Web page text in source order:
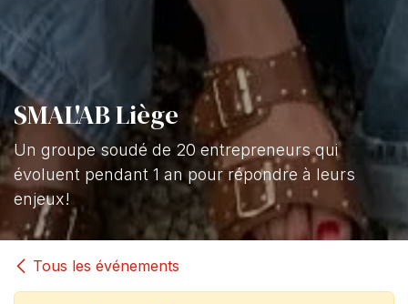
SMAL'AB Liège
Un groupe soudé de 20 entrepreneurs qui
évoluent pendant 1 an pour répondre à leurs
enjeux!
Tous les événements